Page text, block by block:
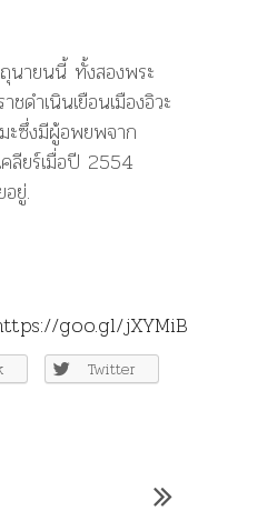
นายนนี้ ทั้งสองพระ
ชดำเนินเยือนเมืองอิวะ
ะซึ่งมีผู้อพยพจาก
ลียร์เมื่อปี 2554
ยู่.
goo.gl/jXYMiB
Twitter